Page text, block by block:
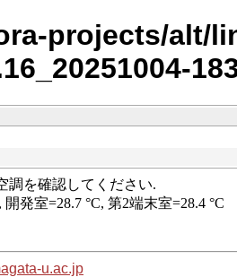
projects/alt/
u.ac.jp